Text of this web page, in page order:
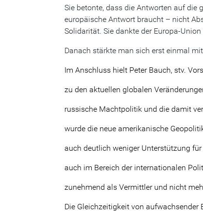
Sie betonte, dass die Antworten auf die
europäische Antwort braucht – nicht
Solidarität. Sie dankte der Europa-
Danach stärkte man sich erst einmal
Im Anschluss hielt Peter Bauch, stv.
zu den aktuellen globalen
russische Machtpolitik und die damit
wurde die neue amerikanische
auch deutlich weniger Unterstützung
auch im Bereich der internationalen
zunehmend als Vermittler und nicht
Die Gleichzeitigkeit von